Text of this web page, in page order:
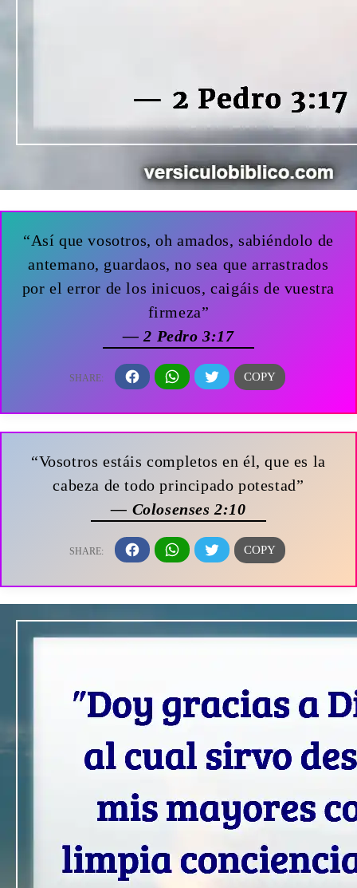
“Así que vosotros, oh amados, sabiéndolo de
antemano, guardaos, no sea que arrastrados
por el error de los inicuos, caigáis de vuestra
firmeza”
— 2 Pedro 3:17
“Vosotros estáis completos en él, que es la
cabeza de todo principado potestad”
— Colosenses 2:10